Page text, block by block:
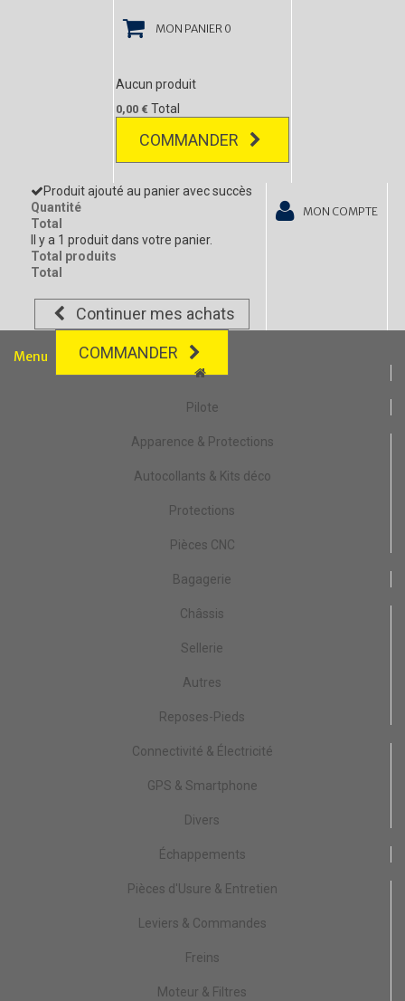
MON PANIER 0
Aucun produit
0,00 € Total
COMMANDER
Produit ajouté au panier avec succès
Quantité
Total
Il y a 1 produit dans votre panier.
Total produits
Total
Continuer mes achats
COMMANDER
MON COMPTE
Menu
Pilote
Apparence & Protections
Autocollants & Kits déco
Protections
Pièces CNC
Bagagerie
Châssis
Sellerie
Autres
Reposes-Pieds
Connectivité & Électricité
GPS & Smartphone
Divers
Échappements
Pièces d'Usure & Entretien
Leviers & Commandes
Freins
Moteur & Filtres